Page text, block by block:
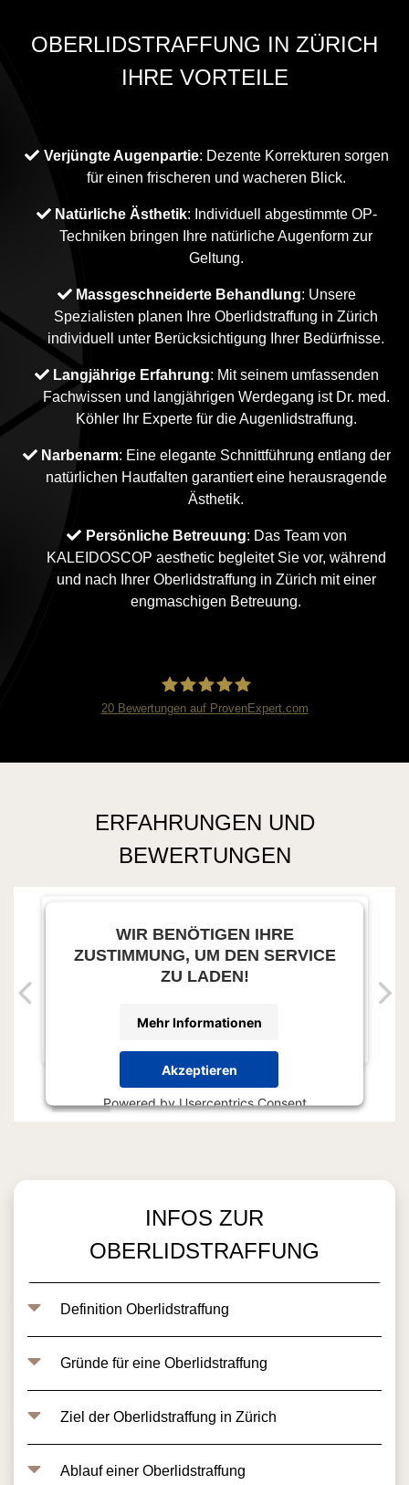
OBERLIDSTRAFFUNG IN ZÜRICH
IHRE VORTEILE
Verjüngte Augenpartie: Dezente Korrekturen sorgen
für einen frischeren und wacheren Blick.
Natürliche Ästhetik: Individuell abgestimmte OP-
Techniken bringen Ihre natürliche Augenform zur
Geltung.
Massgeschneiderte Behandlung: Unsere
Spezialisten planen Ihre Oberlidstraffung in Zürich
individuell unter Berücksichtigung Ihrer Bedürfnisse.
Langjährige Erfahrung: Mit seinem umfassenden
Fachwissen und langjährigen Werdegang ist Dr. med.
Köhler Ihr Experte für die Augenlidstraffung.
Narbenarm: Eine elegante Schnittführung entlang der
natürlichen Hautfalten garantiert eine herausragende
Ästhetik.
Persönliche Betreuung: Das Team von
KALEIDOSCOP aesthetic begleitet Sie vor, während
und nach Ihrer Oberlidstraffung in Zürich mit einer
engmaschigen Betreuung.
20Bewertungen auf ProvenExpert.com
ERFAHRUNGEN UND
BEWERTUNGEN
WIR BENÖTIGEN IHRE
ZUSTIMMUNG, UM DEN SERVICE
ZU LADEN!
Mehr Informationen
Akzeptieren
Powered byUsercentrics Consent
INFOS ZUR
OBERLIDSTRAFFUNG
Definition Oberlidstraffung
Gründe für eine Oberlidstraffung
Ziel der Oberlidstraffung in Zürich
Ablauf einer Oberlidstraffung